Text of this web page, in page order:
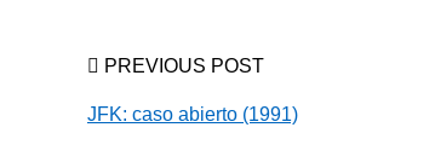
PREVIOUS POST
JFK: caso abierto (1991)